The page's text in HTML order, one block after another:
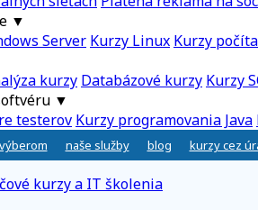
▼
Server Kurzy Linux Kurzy
kurzy Databázové kurzy Kurzy
▼
testerov Kurzy programovania Java
naše služby blog kurzy cez